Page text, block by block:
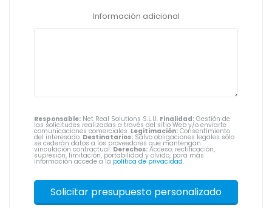
Información adicional
Responsable: Net Real Solutions S.L.U. Finalidad: Gestión de
las solicitudes realizadas a través del sitio Web y/o enviarte
comunicaciones comerciales. Legitimación: Consentimiento
del interesado. Destinatarios: Salvo obligaciones legales sólo
se cederán datos a los proveedores que mantengan
vinculación contractual. Derechos: Acceso, rectificación,
supresión, limitación, portabilidad y olvido, para más
información accede a la política de privacidad.